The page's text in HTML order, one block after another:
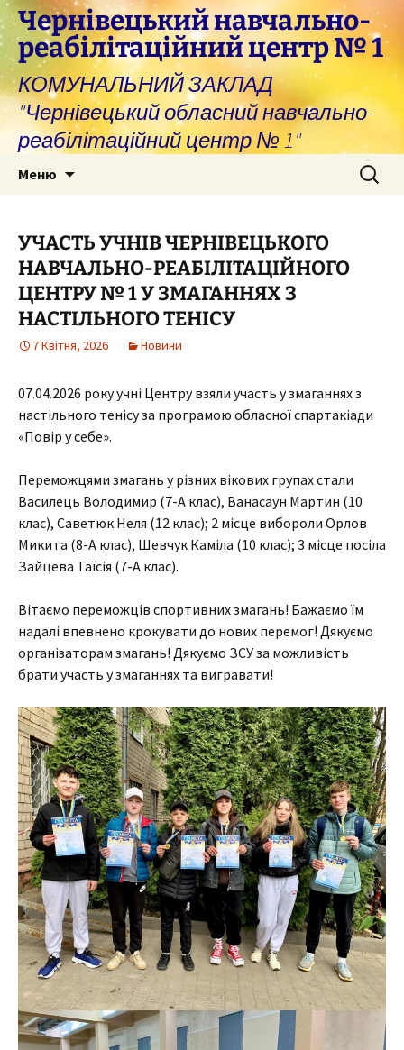
Перейти
до
вмісту
Чернівецький навчально-
реабілітаційний центр № 1
КОМУНАЛЬНИЙ ЗАКЛАД
"Чернівецький обласний навчально-
реабілітаційний центр № 1"
Меню Пошук:
УЧАСТЬ УЧНІВ ЧЕРНІВЕЦЬКОГО
НАВЧАЛЬНО-РЕАБІЛІТАЦІЙНОГО
ЦЕНТРУ № 1 У ЗМАГАННЯХ З
НАСТІЛЬНОГО ТЕНІСУ
7 Квітня, 2026 Новини
07.04.2026 року учні Центру взяли участь у змаганнях з
настільного тенісу за програмою обласної спартакіади
«Повір у себе».
Переможцями змагань у різних вікових групах стали
Василець Володимир (7-А клас), Ванасаун Мартин (10
клас), Саветюк Неля (12 клас); 2 місце вибороли Орлов
Микита (8-А клас), Шевчук Каміла (10 клас); 3 місце посіла
Зайцева Таїсія (7-А клас).
Вітаємо переможців спортивних змагань! Бажаємо їм
надалі впевнено крокувати до нових перемог! Дякуємо
організаторам змагань! Дякуємо ЗСУ за можливість
брати участь у змаганнях та вигравати!